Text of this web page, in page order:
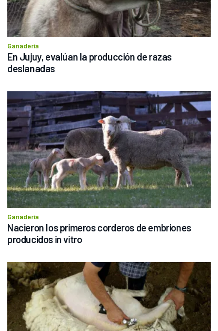
Ganadería
En Jujuy, evalúan la producción de razas
deslanadas
Ganadería
Nacieron los primeros corderos de embriones
producidos in vitro